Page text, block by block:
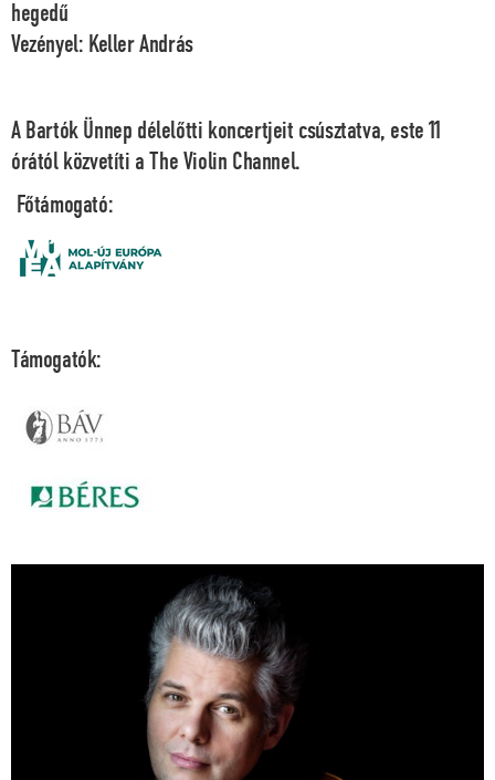
hegedű
Vezényel: Keller András
A Bartók Ünnep délelőtti koncertjeit csúsztatva, este 11
órától közvetíti a The Violin Channel.
Főtámogató:
Támogatók: